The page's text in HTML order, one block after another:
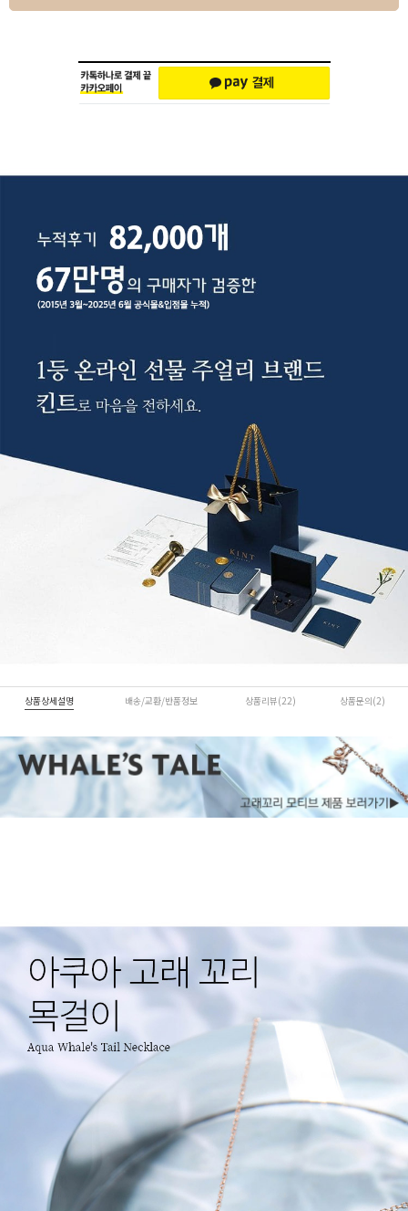
상품상세설명 배송/교환/반품정보 상품리뷰(22) 상품문의(2)